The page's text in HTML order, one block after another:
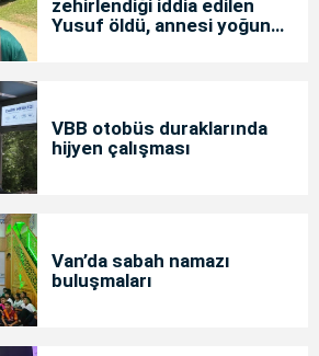
zehirlendiği iddia edilen
Yusuf öldü, annesi yoğun
VBB otobüs duraklarında
hijyen çalışması
Van’da sabah namazı
buluşmaları